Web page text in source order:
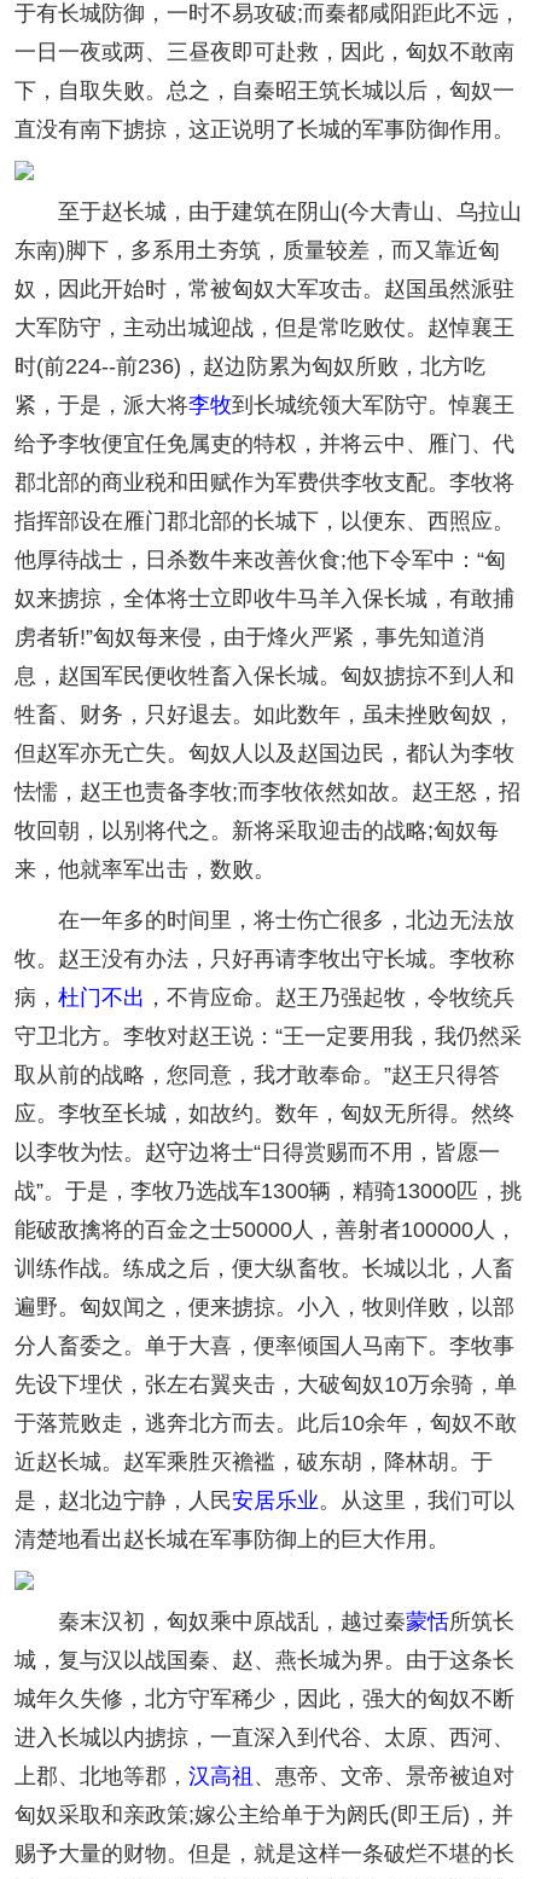
于有长城防御，一时不易攻破;而秦都咸阳距此不远，
一日一夜或两、三昼夜即可赴救，因此，匈奴不敢南
下，自取失败。总之，自秦昭王筑长城以后，匈奴一
直没有南下掳掠，这正说明了长城的军事防御作用。
至于赵长城，由于建筑在阴山(今大青山、乌拉山
东南)脚下，多系用土夯筑，质量较差，而又靠近匈
奴，因此开始时，常被匈奴大军攻击。赵国虽然派驻
大军防守，主动出城迎战，但是常吃败仗。赵悼襄王
时(前224--前236)，赵边防累为匈奴所败，北方吃
紧，于是，派大将李牧到长城统领大军防守。悼襄王
给予李牧便宜任免属吏的特权，并将云中、雁门、代
郡北部的商业税和田赋作为军费供李牧支配。李牧将
指挥部设在雁门郡北部的长城下，以便东、西照应。
他厚待战士，日杀数牛来改善伙食;他下令军中：“匈
奴来掳掠，全体将士立即收牛马羊入保长城，有敢捕
虏者斩!”匈奴每来侵，由于烽火严紧，事先知道消
息，赵国军民便收牲畜入保长城。匈奴掳掠不到人和
牲畜、财务，只好退去。如此数年，虽未挫败匈奴，
但赵军亦无亡失。匈奴人以及赵国边民，都认为李牧
怯懦，赵王也责备李牧;而李牧依然如故。赵王怒，招
牧回朝，以别将代之。新将采取迎击的战略;匈奴每
来，他就率军出击，数败。
在一年多的时间里，将士伤亡很多，北边无法放
牧。赵王没有办法，只好再请李牧出守长城。李牧称
病， 杜门不出 ，不肯应命。赵王乃强起牧，令牧统兵
守卫北方。李牧对赵王说：“王一定要用我，我仍然采
取从前的战略，您同意，我才敢奉命。”赵王只得答
应。李牧至长城，如故约。数年，匈奴无所得。然终
以李牧为怯。赵守边将士“日得赏赐而不用，皆愿一
战”。于是，李牧乃选战车1300辆，精骑13000匹，挑
能破敌擒将的百金之士50000人，善射者100000人，
训练作战。练成之后，便大纵畜牧。长城以北，人畜
遍野。匈奴闻之，便来掳掠。小入，牧则佯败，以部
分人畜委之。单于大喜，便率倾国人马南下。李牧事
先设下埋伏，张左右翼夹击，大破匈奴10万余骑，单
于落荒败走，逃奔北方而去。此后10余年，匈奴不敢
近赵长城。赵军乘胜灭襜褴，破东胡，降林胡。于
是，赵北边宁静，人民安居乐业。从这里，我们可以
清楚地看出赵长城在军事防御上的巨大作用。
秦末汉初，匈奴乘中原战乱，越过秦蒙恬所筑长
城，复与汉以战国秦、赵、燕长城为界。由于这条长
城年久失修，北方守军稀少，因此，强大的匈奴不断
进入长城以内掳掠，一直深入到代谷、太原、西河、
上郡、北地等郡， 汉高祖 、惠帝、文帝、景帝被迫对
匈奴采取和亲政策;嫁公主给单于为阏氏(即王后)，并
赐予大量的财物。但是，就是这样一条破烂不堪的长